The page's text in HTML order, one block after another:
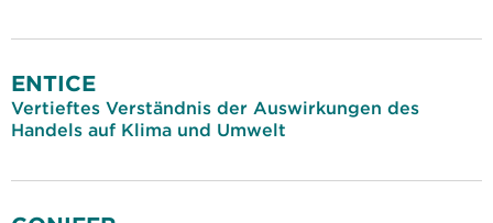
ENTICE
Vertieftes Verständnis der Auswirkungen des
Handels auf Klima und Umwelt